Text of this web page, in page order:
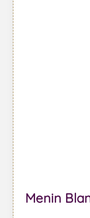
Menin